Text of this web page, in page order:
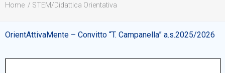
PERSONALE
Home STEM/Didattica Orientativa
OrientAttivaMente – Convitto “T. Campanella” a.s.2025/2026